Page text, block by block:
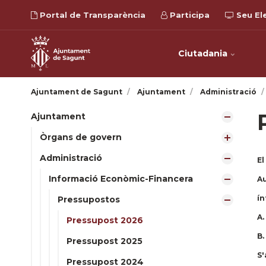
Portal de Transparència Participa Seu
Ciutadania
Ajuntament de Sagunt Ajuntament Administració
Ajuntament
Òrgans de govern
Administració
Informació Econòmic-Financera
Pressupostos
Pressupost 2026
Pressupost 2025
Pressupost 2024